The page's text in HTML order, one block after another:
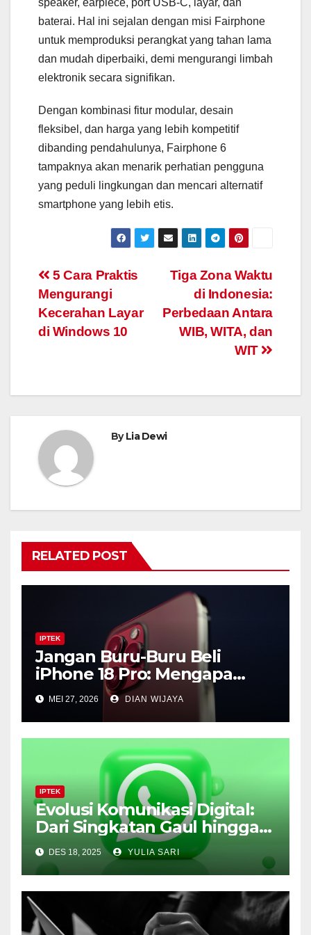
speaker, earpiece, port USB-C, layar, dan
baterai. Hal ini sejalan dengan misi Fairphone
untuk memproduksi perangkat yang tahan lama
dan mudah diperbaiki, demi mengurangi limbah
elektronik secara signifikan.
Dengan kombinasi fitur modular, desain
fleksibel, dan harga yang lebih kompetitif
dibanding pendahulunya, Fairphone 6
tampaknya akan menarik perhatian pengguna
yang peduli lingkungan dan mencari alternatif
smartphone yang lebih etis.
Navigasi
pos
Tiga Zona Waktu
di Indonesia:
Perbedaan Antara
WIB, WITA, dan
WIT
5 Cara Praktis
Mengurangi
Kecerahan Layar
di Windows 10
ByLia Dewi
RELATED POST
IPTEK
Jangan Buru-Buru Beli
iPhone 18 Pro: Mengapa
Lompatan Besar Apple
Justru Ada di Tahun 2027
MEI 27, 2026 DIAN WIJAYA
IPTEK
Evolusi Komunikasi Digital:
Dari Singkatan Gaul hingga
Revolusi Bisnis di WhatsApp
DES 18, 2025 YULIA SARI